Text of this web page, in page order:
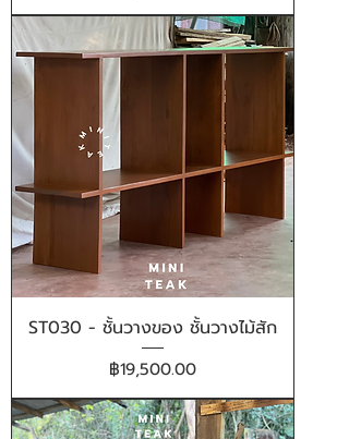
ST030 - ชั้นวางของ ชั้นวางไม้สัก
ราคา
฿19,500.00